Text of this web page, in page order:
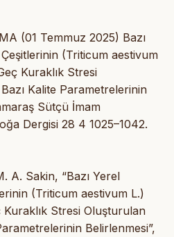
(01 Temmuz 2025) Bazı
(Triticum aestivum
Kuraklık Stresi
Kalite Parametrelerinin
Sütçü İmam
Dergisi 28 4 1025–1042.
A. Sakin, “Bazı Yerel
(Triticum aestivum L.)
Stresi Oluşturulan
Belirlenmesi”,